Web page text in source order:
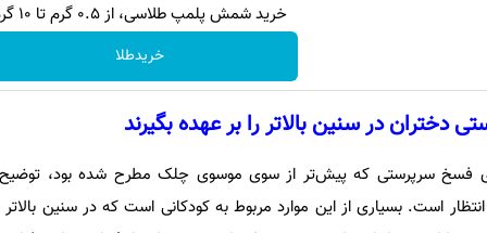
خرید شمش پلمپ طلاسی، از ۰.۵ گرم تا ۱۰ گرم
خریدطلا
دختران در سنین بالاتر را بر عهده بگیرند
فسخ سرپرستی که پیش‌تر از سوی موسوی چلک مطرح شده بود،
است. بسیاری از این موارد مربوط به کودکانی است که در سنین بالاتر